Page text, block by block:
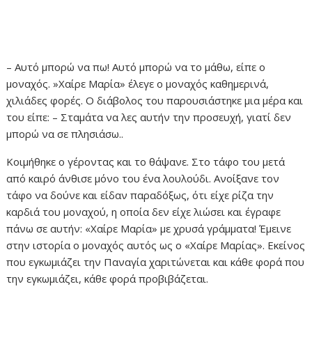
– Αυτό μπορώ να πω! Αυτό μπορώ να το μάθω, είπε ο
μοναχός. »Χαίρε Μαρία» έλεγε ο μοναχός καθημερινά,
χιλιάδες φορές. Ο διάβολος του παρουσιάστηκε μια μέρα και
του είπε: – Σταμάτα να λες αυτήν την προσευχή, γιατί δεν
μπορώ να σε πλησιάσω..
Κοιμήθηκε ο γέροντας και το θάψανε. Στο τάφο του μετά
από καιρό άνθισε μόνο του ένα λουλούδι. Ανοίξανε τον
τάφο να δούνε και είδαν παραδόξως, ότι είχε ρίζα την
καρδιά του μοναχού, η οποία δεν είχε λιώσει και έγραφε
πάνω σε αυτήν: «Χαίρε Μαρία» με χρυσά γράμματα! Έμεινε
στην ιστορία ο μοναχός αυτός ως ο «Χαίρε Μαρίας». Εκείνος
που εγκωμιάζει την Παναγία χαριτώνεται και κάθε φορά που
την εγκωμιάζει, κάθε φορά προβιβάζεται.